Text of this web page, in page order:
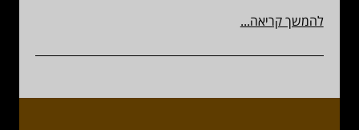
להמשך קריאה...